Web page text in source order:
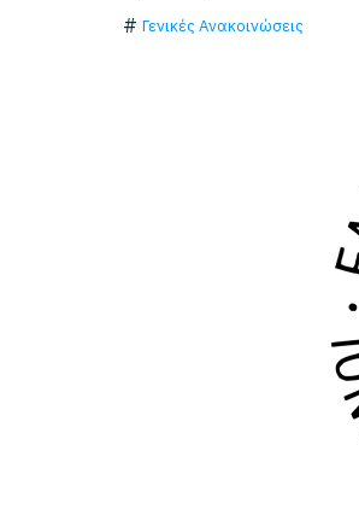
Γενικές Ανακοινώσεις